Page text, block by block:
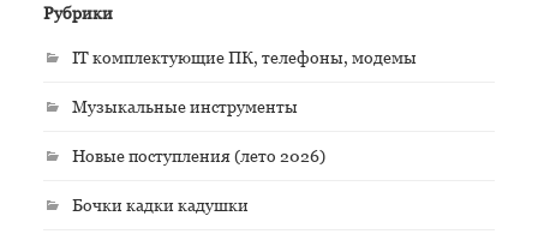
Рубрики
IT комплектующие ПК, телефоны, модемы
Музыкальные инструменты
Новые поступления (лето 2026)
Бочки кадки кадушки